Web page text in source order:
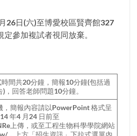
26日(六)至博愛校區賢齊館327
參加複試者視同放棄。
間共20分鐘，簡報10分鐘(包括過
，回答老師問題10分鐘。
，簡報內容請以PowerPoint 格式呈
年4 月24 日前至
上傳，或至工程生物科學學院網站